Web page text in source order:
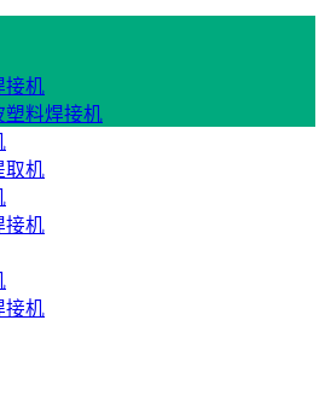
接机
塑料焊接机
取机
接机
接机